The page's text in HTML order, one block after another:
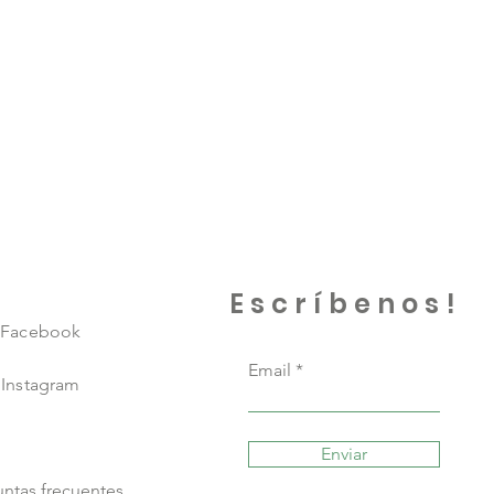
Facebook
Instagram
Escríbenos!
Email
Enviar